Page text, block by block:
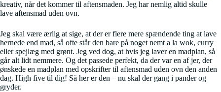
kreativ, når det kommer til aftensmaden. Jeg har nemlig altid skulle
lave aftensmad uden ovn.
Jeg skal være ærlig at sige, at der er flere mere spændende ting at lave
hernede end mad, så ofte står den bare på noget nemt a la wok, curry
eller spejlæg med grønt. Jeg ved dog, at hvis jeg laver en madplan, så
går alt lidt nemmere. Og det passede perfekt, da der var en af jer, der
ønskede en madplan med opskrifter til aftensmad uden ovn den anden
dag. High five til dig! Så her er den – nu skal der gang i pander og
gryder.